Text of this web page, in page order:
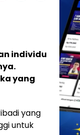
individu
yang
yang
untuk